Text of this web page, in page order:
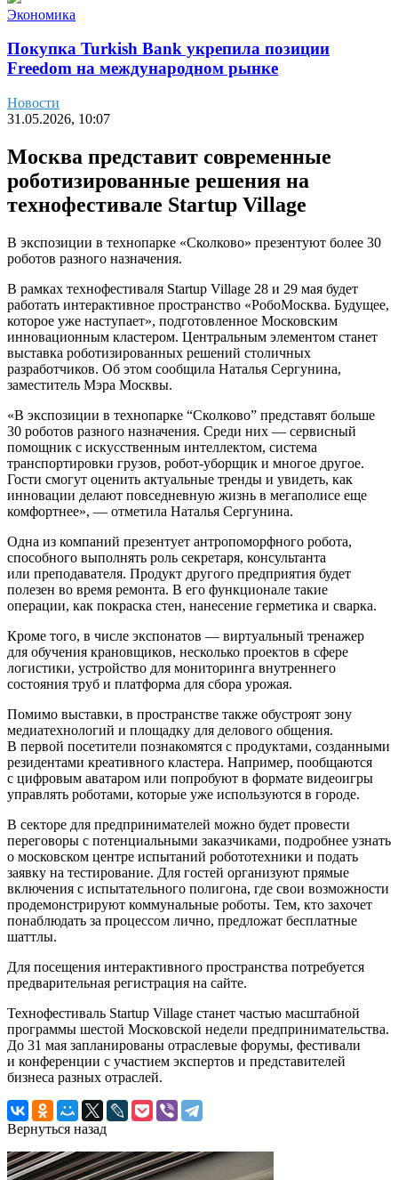
Экономика
Покупка Turkish Bank укрепила позиции
Freedom на международном рынке
Новости
31.05.2026, 10:07
Москва представит современные
роботизированные решения на
технофестивале Startup Village
В экспозиции в технопарке «Сколково» презентуют более 30
роботов разного назначения.
В рамках технофестиваля Startup Village 28 и 29 мая будет
работать интерактивное пространство «РобоМосква. Будущее,
которое уже наступает», подготовленное Московским
инновационным кластером. Центральным элементом станет
выставка роботизированных решений столичных
разработчиков. Об этом сообщила Наталья Сергунина,
заместитель Мэра Москвы.
«В экспозиции в технопарке “Сколково” представят больше
30 роботов разного назначения. Среди них — сервисный
помощник с искусственным интеллектом, система
транспортировки грузов, робот-уборщик и многое другое.
Гости смогут оценить актуальные тренды и увидеть, как
инновации делают повседневную жизнь в мегаполисе еще
комфортнее», — отметила Наталья Сергунина.
Одна из компаний презентует антропоморфного робота,
способного выполнять роль секретаря, консультанта
или преподавателя. Продукт другого предприятия будет
полезен во время ремонта. В его функционале такие
операции, как покраска стен, нанесение герметика и сварка.
Кроме того, в числе экспонатов — виртуальный тренажер
для обучения крановщиков, несколько проектов в сфере
логистики, устройство для мониторинга внутреннего
состояния труб и платформа для сбора урожая.
Помимо выставки, в пространстве также обустроят зону
медиатехнологий и площадку для делового общения.
В первой посетители познакомятся с продуктами, созданными
резидентами креативного кластера. Например, пообщаются
с цифровым аватаром или попробуют в формате видеоигры
управлять роботами, которые уже используются в городе.
В секторе для предпринимателей можно будет провести
переговоры с потенциальными заказчиками, подробнее узнать
о московском центре испытаний робототехники и подать
заявку на тестирование. Для гостей организуют прямые
включения с испытательного полигона, где свои возможности
продемонстрируют коммунальные роботы. Тем, кто захочет
понаблюдать за процессом лично, предложат бесплатные
шаттлы.
Для посещения интерактивного пространства потребуется
предварительная регистрация на сайте.
Технофестиваль Startup Village станет частью масштабной
программы шестой Московской недели предпринимательства.
До 31 мая запланированы отраслевые форумы, фестивали
и конференции с участием экспертов и представителей
бизнеса разных отраслей.
Вернуться назад